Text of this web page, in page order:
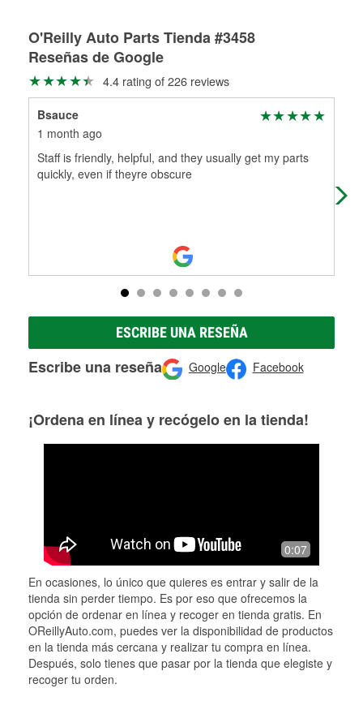
O'Reilly Auto Parts Tienda #3458
Reseñas de Google
4.4 rating of 226 reviews
Bsauce
1 month ago
Staff is friendly, helpful, and they usually get my parts
quickly, even if theyre obscure
ESCRIBE UNA RESEÑA
Escribe una reseña Google Facebook
¡Ordena en línea y recógelo en la tienda!
0:07
En ocasiones, lo único que quieres es entrar y salir de la
tienda sin perder tiempo. Es por eso que ofrecemos la
opción de ordenar en línea y recoger en tienda gratis. En
OReillyAuto.com, puedes ver la disponibilidad de productos
en la tienda más cercana y realizar tu compra en línea.
Después, solo tienes que pasar por la tienda que elegiste y
recoger tu orden.